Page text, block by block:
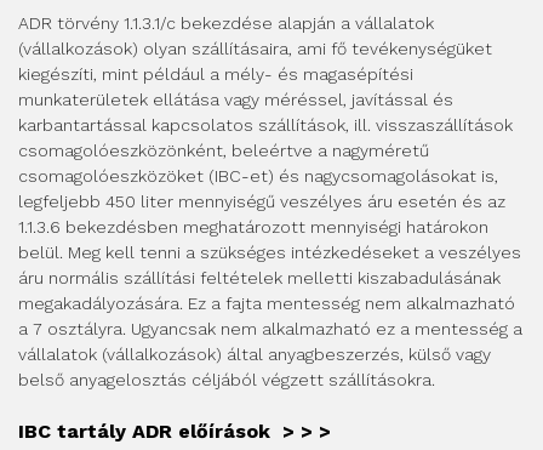
ADR törvény 1.1.3.1/c bekezdése alapján a vállalatok
(vállalkozások) olyan szállításaira, ami fő tevékenységüket
kiegészíti, mint például a mély- és magasépítési
munkaterületek ellátása vagy méréssel, javítással és
karbantartással kapcsolatos szállítások, ill. visszaszállítások
csomagolóeszközönként, beleértve a nagyméretű
csomagolóeszközöket (IBC-et) és nagycsomagolásokat is,
legfeljebb 450 liter mennyiségű veszélyes áru esetén és az
1.1.3.6 bekezdésben meghatározott mennyiségi határokon
belül. Meg kell tenni a szükséges intézkedéseket a veszélyes
áru normális szállítási feltételek melletti kiszabadulásának
megakadályozására. Ez a fajta mentesség nem alkalmazható
a 7 osztályra. Ugyancsak nem alkalmazható ez a mentesség a
vállalatok (vállalkozások) által anyagbeszerzés, külső vagy
belső anyagelosztás céljából végzett szállításokra.
IBC tartály ADR előírások > > >